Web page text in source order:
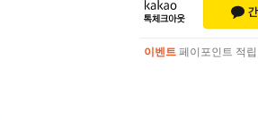
이벤트페이포인트 적